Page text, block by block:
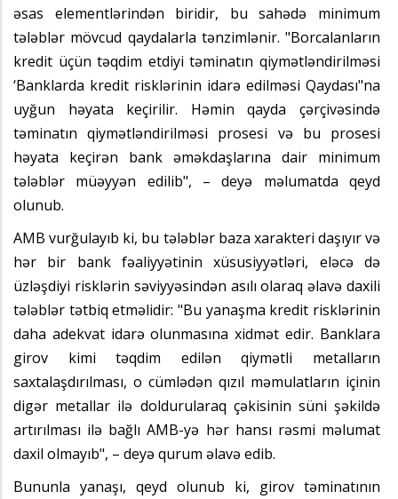
əsas elementlərindən biridir, bu sahədə minimum
tələblər mövcud qaydalarla tənzimlənir. "Borcalanların
kredit üçün təqdim etdiyi təminatın qiymətləndirilməsi
‘Banklarda kredit risklərinin idarə edilməsi Qaydası"na
uyğun həyata keçirilir. Həmin qayda çərçivəsində
təminatın qiymətləndirilməsi prosesi və bu prosesi
həyata keçirən bank əməkdaşlarına dair minimum
tələblər müəyyən edilib", – deyə məlumatda qeyd
olunub.
AMB vurğulayıb ki, bu tələblər baza xarakteri daşıyır və
hər bir bank fəaliyyətinin xüsusiyyətləri, eləcə də
üzləşdiyi risklərin səviyyəsindən asılı olaraq əlavə daxili
tələblər tətbiq etməlidir: "Bu yanaşma kredit risklərinin
daha adekvat idarə olunmasına xidmət edir. Banklara
girov kimi təqdim edilən qiymətli metalların
saxtalaşdırılması, o cümlədən qızıl məmulatların içinin
digər metallar ilə doldurularaq çəkisinin süni şəkildə
artırılması ilə bağlı AMB-yə hər hansı rəsmi məlumat
daxil olmayıb", – deyə qurum əlavə edib.
Bununla yanaşı, qeyd olunub ki, girov təminatının